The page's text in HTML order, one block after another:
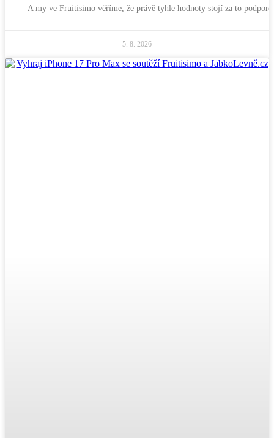
A my ve Fruitisimo věříme, že právě tyhle hodnoty stojí za to
5. 8. 2026